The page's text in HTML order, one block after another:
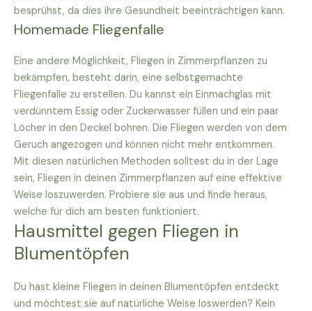
besprühst, da dies ihre Gesundheit beeinträchtigen kann.
Homemade Fliegenfalle
Eine andere Möglichkeit, Fliegen in Zimmerpflanzen zu
bekämpfen, besteht darin, eine selbstgemachte
Fliegenfalle zu erstellen. Du kannst ein Einmachglas mit
verdünntem Essig oder Zuckerwasser füllen und ein paar
Löcher in den Deckel bohren. Die Fliegen werden von dem
Geruch angezogen und können nicht mehr entkommen.
Mit diesen natürlichen Methoden solltest du in der Lage
sein, Fliegen in deinen Zimmerpflanzen auf eine effektive
Weise loszuwerden. Probiere sie aus und finde heraus,
welche für dich am besten funktioniert.
Hausmittel gegen Fliegen in
Blumentöpfen
Du hast kleine Fliegen in deinen Blumentöpfen entdeckt
und möchtest sie auf natürliche Weise loswerden? Kein